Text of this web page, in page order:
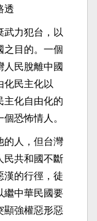
透
武力犯台，以
之目的。一個
人民脫離中國
化民主化以
主化自由化的
恐怖情人。
的人，但台灣
民共和國不斷
漢的行徑，徒
繼中華民國要
顯強權惡形惡